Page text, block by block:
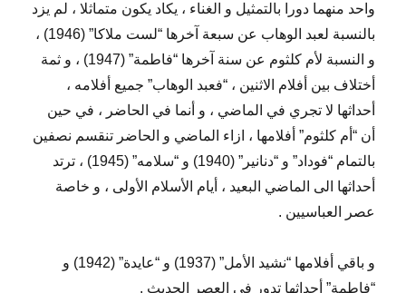
واحد منهما دورا بالتمثيل و الغناء ، يكاد يكون متماثلا ، لم يزد
بالنسبة لعبد الوهاب عن سبعة آخرها “لست ملاكا” (1946) ،
و النسبة لأم كلثوم عن سنة آخرها “فاطمة” (1947) ، و ثمة
أختلاف بين أفلام الاثنين ، “فعبد الوهاب” جميع أفلامه ،
أحداثها لا تجري في الماضي ، و أنما في الحاضر ، في حين
أن “أم كلثوم” أفلامها ، ازاء الماضي و الحاضر تنقسم نصفين
بالتمام “فوداد” و “دنانير” (1940) و “سلامه” (1945) ، ترتد
أحداثها الى الماضي البعيد ، أيام الأسلام الأولى ، و خاصة
عصر العباسيين .
و باقي أفلامها “نشيد الأمل” (1937) و “عايدة” (1942) و
“فاطمة” أحداثها تدور في العصر الحديث .